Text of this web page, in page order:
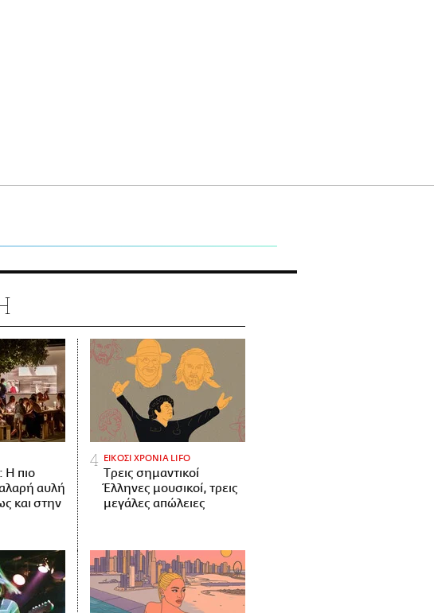
Η πιο
αυλή
και στην
ΕΙΚΟΣΙ ΧΡΟΝΙΑ LIFO
Tρεις σημαντικοί
Έλληνες μουσικοί, τρεις
μεγάλες απώλειες